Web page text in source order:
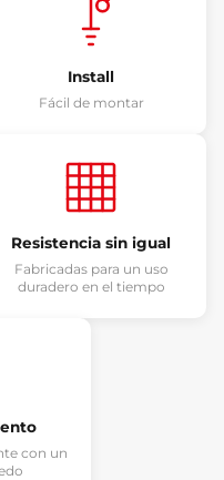
Install
Fácil de montar
Resistencia sin igual
Fabricadas para un uso
duradero en el tiempo
con un